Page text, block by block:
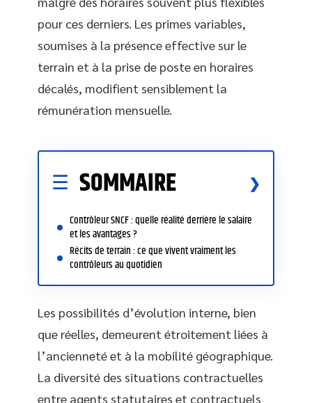
pour ces derniers. Les primes variables,
soumises à la présence effective sur le
terrain et à la prise de poste en horaires
décalés, modifient sensiblement la
rémunération mensuelle.
SOMMAIRE
Contrôleur SNCF : quelle réalité derrière le salaire
et les avantages ?
Récits de terrain : ce que vivent vraiment les
contrôleurs au quotidien
Les possibilités d’évolution interne, bien
que réelles, demeurent étroitement liées à
l’ancienneté et à la mobilité géographique.
La diversité des situations contractuelles
entre agents statutaires et contractuels